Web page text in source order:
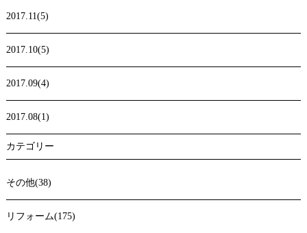
2017.11(5)
2017.10(5)
2017.09(4)
2017.08(1)
カテゴリー
その他(38)
リフォーム(175)